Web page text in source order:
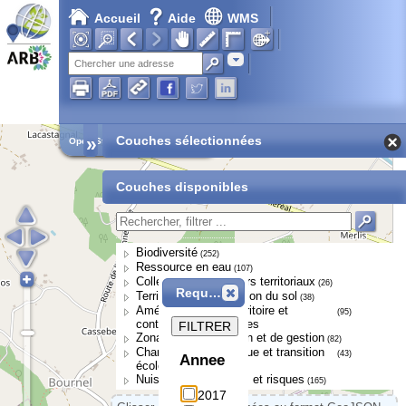
Accueil Aide WMS
Adresse
Open Street Map
» Couches sélectionnées
Couches disponibles
Biodiversité (252)
Ressource en eau (107)
Collectivités et acteurs territoriaux (26)
Territoires et occupation du sol (38)
Aménagement du territoire et
continuités écologiques
(95)
Zonages de protection et de gestion (82)
Changement climatique et transition
écologique
(43)
Nuisances, pressions et risques (165)
Requête
Annee
2017
FILTRER